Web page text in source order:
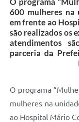
600 mulheres na
em frente ao
são realizados os
atendimentos
parceria da
O programa
mulheres na
ao Hospital Mário